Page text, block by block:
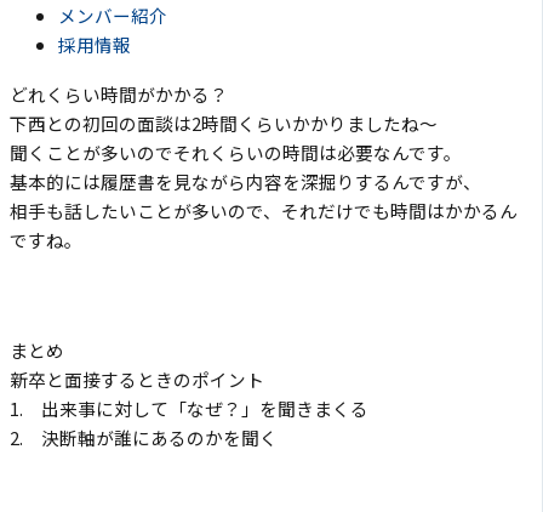
メンバー紹介
採用情報
どれくらい時間がかかる？
下西との初回の面談は2時間くらいかかりましたね〜
聞くことが多いのでそれくらいの時間は必要なんです。
基本的には履歴書を見ながら内容を深掘りするんですが、
相手も話したいことが多いので、それだけでも時間はかかるん
ですね。
まとめ
新卒と面接するときのポイント
1. 出来事に対して「なぜ？」を聞きまくる
2. 決断軸が誰にあるのかを聞く